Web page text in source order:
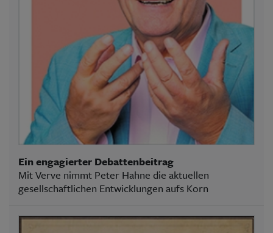
Ein engagierter Debattenbeitrag
Mit Verve nimmt Peter Hahne die aktuellen
gesellschaftlichen Entwicklungen aufs Korn